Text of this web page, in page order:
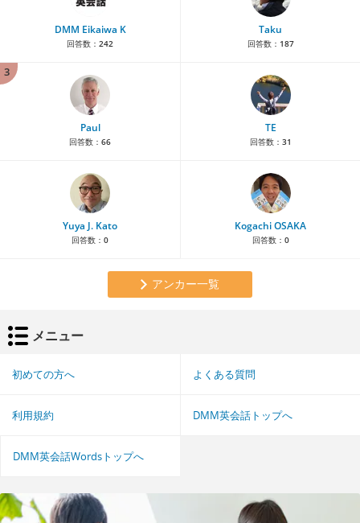
DMM Eikaiwa K
回答数： 242
Taku
回答数： 187
3
Paul
回答数： 66
TE
回答数： 31
Yuya J. Kato
回答数： 0
Kogachi OSAKA
回答数： 0
アンカー一覧
メニュー
初めての方へ よくある質問
利用規約 DMM英会話トップへ
DMM英会話Wordsトップへ